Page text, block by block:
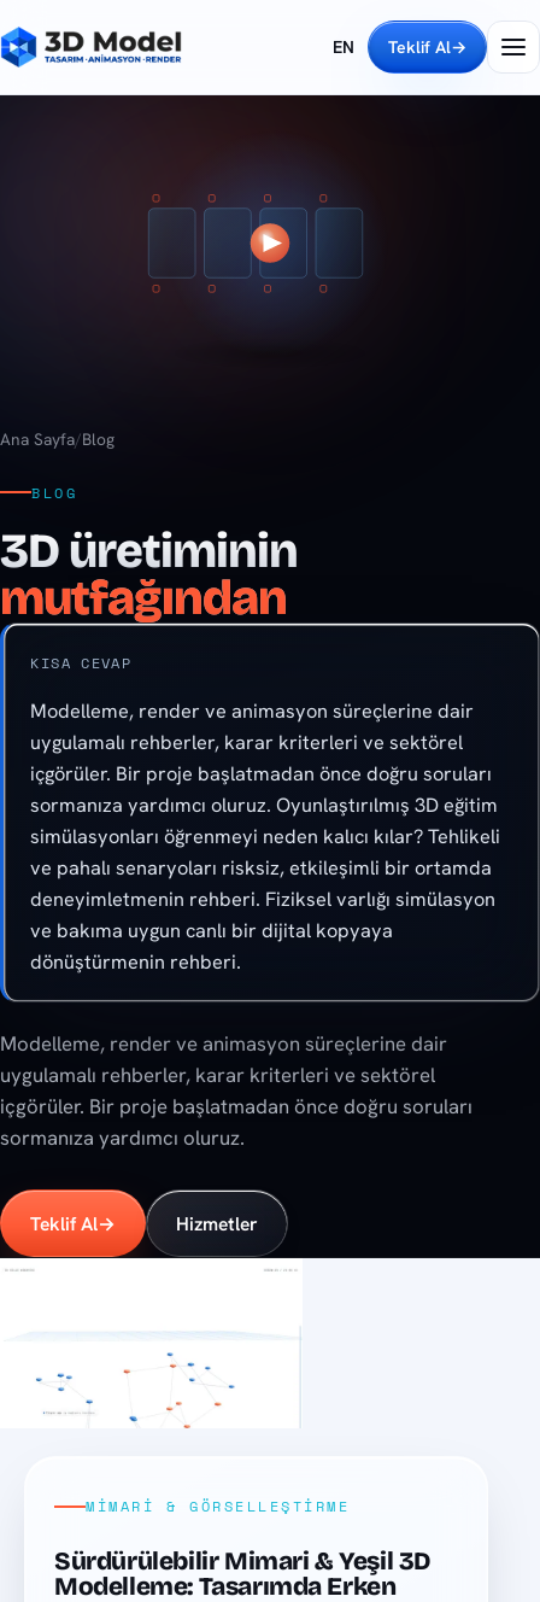
EN Teklif Al→
Ana Sayfa/Blog
BLOG
3D üretiminin
mutfağından
KISA CEVAP
Modelleme, render ve animasyon süreçlerine dair
uygulamalı rehberler, karar kriterleri ve sektörel
içgörüler. Bir proje başlatmadan önce doğru soruları
sormanıza yardımcı oluruz. Oyunlaştırılmış 3D eğitim
simülasyonları öğrenmeyi neden kalıcı kılar? Tehlikeli
ve pahalı senaryoları risksiz, etkileşimli bir ortamda
deneyimletmenin rehberi. Fiziksel varlığı simülasyon
ve bakıma uygun canlı bir dijital kopyaya
dönüştürmenin rehberi.
Modelleme, render ve animasyon süreçlerine dair
uygulamalı rehberler, karar kriterleri ve sektörel
içgörüler. Bir proje başlatmadan önce doğru soruları
sormanıza yardımcı oluruz.
Teklif Al→ Hizmetler
MIMARI & GÖRSELLEŞTIRME
Sürdürülebilir Mimari & Yeşil 3D
Modelleme: Tasarımda Erken